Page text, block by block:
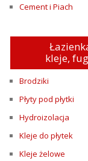
Cement i Piach
kleje,
Brodziki
Płyty pod płytki
Hydroizolacja
Kleje do płytek
Kleje żelowe